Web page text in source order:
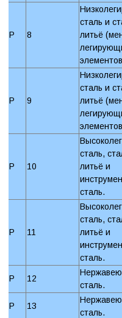
P 8
сталь и
литьё
P 9
сталь и
литьё
P 10
сталь,
литьё и
сталь.
P 11
сталь,
литьё и
сталь.
P 12
сталь.
P 13
сталь.